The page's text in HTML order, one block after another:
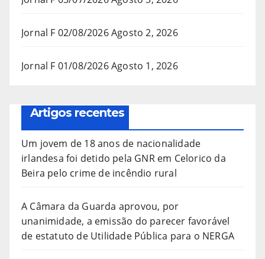
Jornal F 02/08/2026Agosto 2, 2026
Jornal F 01/08/2026Agosto 1, 2026
Artigos recentes
Um jovem de 18 anos de nacionalidade
irlandesa foi detido pela GNR em Celorico da
Beira pelo crime de incêndio rural
A Câmara da Guarda aprovou, por
unanimidade, a emissão do parecer favorável
de estatuto de Utilidade Pública para o NERGA